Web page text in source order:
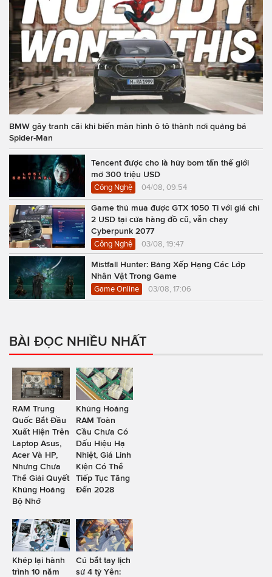
BMW gây tranh cãi khi biến màn hình ô tô thành nơi quảng bá
Spider-Man
Tencent được cho là hủy bom tấn thế giới
mở 300 triệu USD
Công Nghệ 04/08, 09:54
Game thủ mua được GTX 1050 Ti với giá chỉ
2 USD tại cửa hàng đồ cũ, vẫn chạy
Cyberpunk 2077
Công Nghệ 03/08, 19:47
Mistfall Hunter: Bảng Xếp Hạng Các Lớp
Nhân Vật Trong Game
Game Online 03/08, 17:06
BÀI ĐỌC NHIỀU NHẤT
RAM Trung
Quốc Bắt Đầu
Xuất Hiện Trên
Laptop Asus,
Acer Và HP,
Nhưng Chưa
Thể Giải Quyết
Khủng Hoảng
Bộ Nhớ
Khủng Hoảng
RAM Toàn
Cầu Chưa Có
Dấu Hiệu Hạ
Nhiệt, Giá Linh
Kiện Có Thể
Tiếp Tục Tăng
Đến 2028
Khép lại hành
trình 10 năm
Cú bắt tay lịch
sử 4 tỷ Yên: